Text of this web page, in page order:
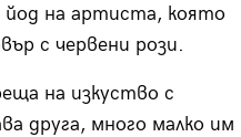
йод на артиста, която
с червени рози.
на изкуство с
друга, много малко им